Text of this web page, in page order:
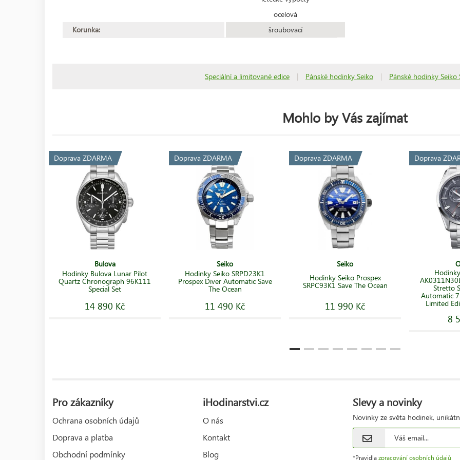
ocelová
Korunka:
šroubovací
Speciální a limitované edice | Pánské hodinky Seiko | Pánské hodinky Seiko
Mohlo by Vás zajímat
Doprava ZDARMA
Bulova
Hodinky Bulova Lunar Pilot
Quartz Chronograph 96K111
Special Set
14 890 Kč
Doprava ZDARMA
Seiko
Hodinky Seiko SRPD23K1
Prospex Diver Automatic Save
The Ocean
11 490 Kč
Doprava ZDARMA
Seiko
Hodinky Seiko Prospex
SRPC93K1 Save The Ocean
11 990 Kč
Doprava
Stretto
Automatic
Limited
8
Pro zákazníky
Ochrana osobních údajů
Doprava a platba
Obchodní podmínky
iHodinarstvi.cz
O nás
Kontakt
Blog
Slevy a novinky
Novinky ze světa hodinek,
*Pravidla zpracování osobních údajů